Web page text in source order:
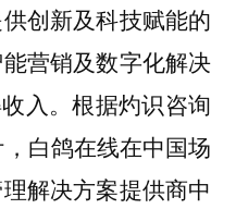
创新及科技赋能的
营销及数字化解决
入。根据灼识咨询
白鸽在线在中国场
解决方案提供商中